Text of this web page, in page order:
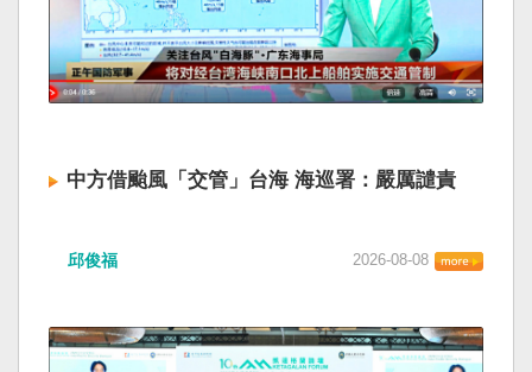
中方借颱風「交管」台海 海巡署：嚴厲譴責
邱俊福 2026-08-08